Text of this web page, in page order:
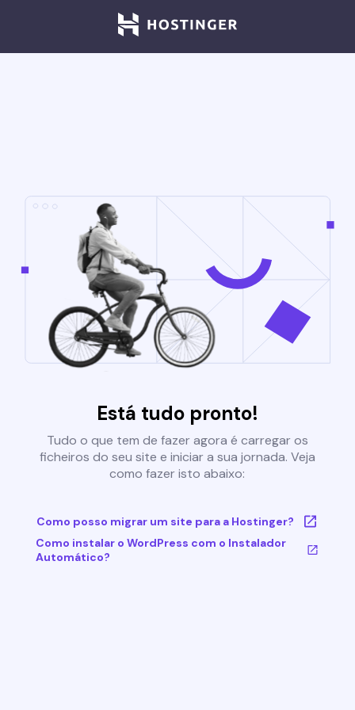
Está tudo pronto!
Tudo o que tem de fazer agora é carregar os
ficheiros do seu site e iniciar a sua jornada. Veja
como fazer isto abaixo:
Como posso migrar um site para a Hostinger?
Como instalar o WordPress com o Instalador
Automático?